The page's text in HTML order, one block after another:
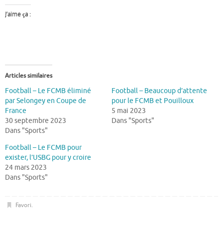
J’aime ça :
Articles similaires
Football – Le FCMB éliminé
par Selongey en Coupe de
France
30 septembre 2023
Dans "Sports"
Football – Beaucoup d’attente
pour le FCMB et Pouilloux
5 mai 2023
Dans "Sports"
Football – Le FCMB pour
exister, l’USBG pour y croire
24 mars 2023
Dans "Sports"
Favori.